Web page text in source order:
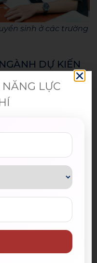
sinh ở các trường
DỰ KIẾN
dự báo giảm
rằng với các dữ liệu
và một số ngành
của Trường ĐH
nguyên hoặc tăng
nghệ kỹ thuật ô
xét kết quả đánh giá
và xét học bạ,
Nhìn vào phổ
năm nay có khoảng
dự thi đạt mức khá
LỰC